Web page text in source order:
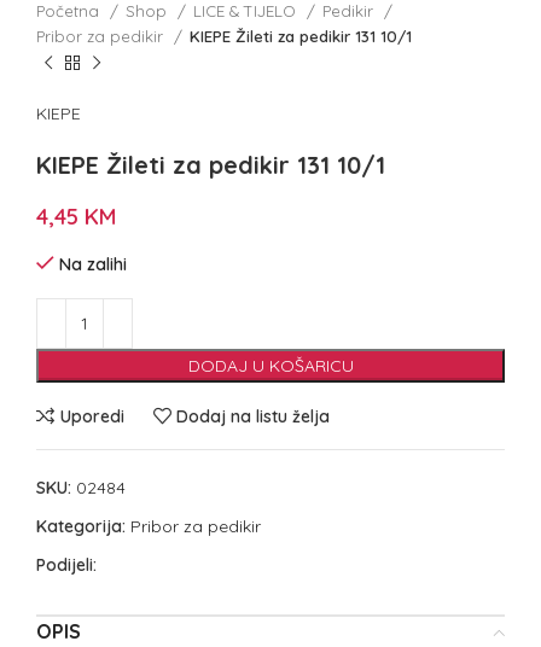
Početna Shop LICE & TIJELO
Pedikir
Pribor za pedikir
KIEPE Žileti za pedikir 131 10/1
KIEPE
KIEPE Žileti za pedikir 131 10/1
4,45 KM
Na zalihi
DODAJ U KOŠARICU
Uporedi Dodaj na listu želja
SKU: 02484
Kategorija: Pribor za pedikir
Podijeli:
OPIS